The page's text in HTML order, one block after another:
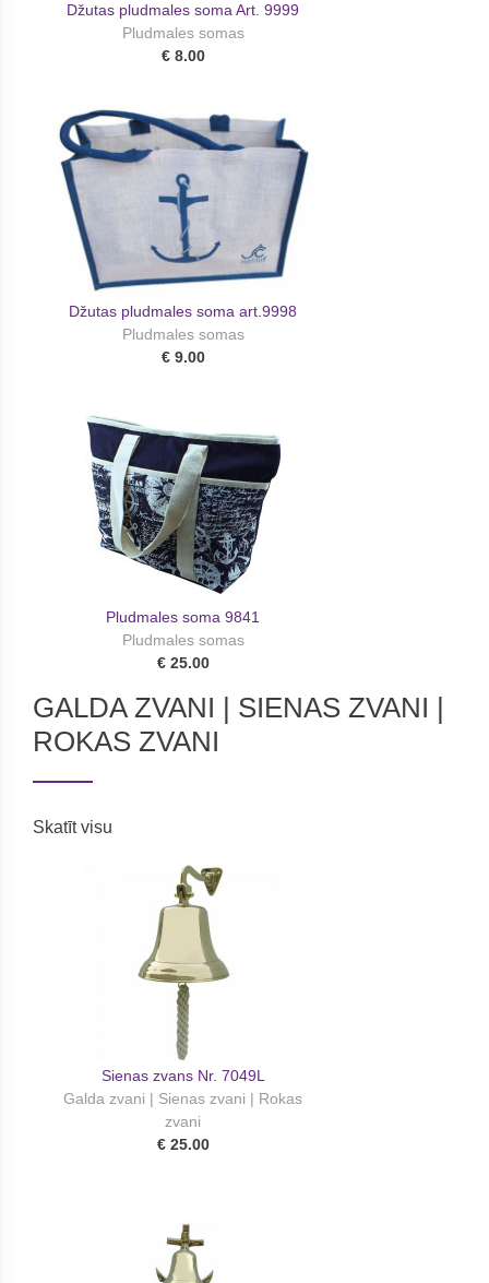
Džutas pludmales soma Art. 9999
Pludmales somas
€ 8.00
Džutas pludmales soma art.9998
Pludmales somas
€ 9.00
Pludmales soma 9841
Pludmales somas
€ 25.00
GALDA ZVANI | SIENAS ZVANI |
ROKAS ZVANI
Skatīt visu
Sienas zvans Nr. 7049L
Galda zvani | Sienas zvani | Rokas
zvani
€ 25.00